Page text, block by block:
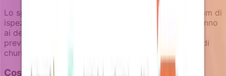
Lo spazio di revisione delle notifiche permette ai team di
ispezionare come le campagne di retention appariranno
ai destinatari, assicurando coerenza nei messaggi e
prevenendo approcci conflittuali allo stesso rischio di
churn.
Costruire campagne di retention che